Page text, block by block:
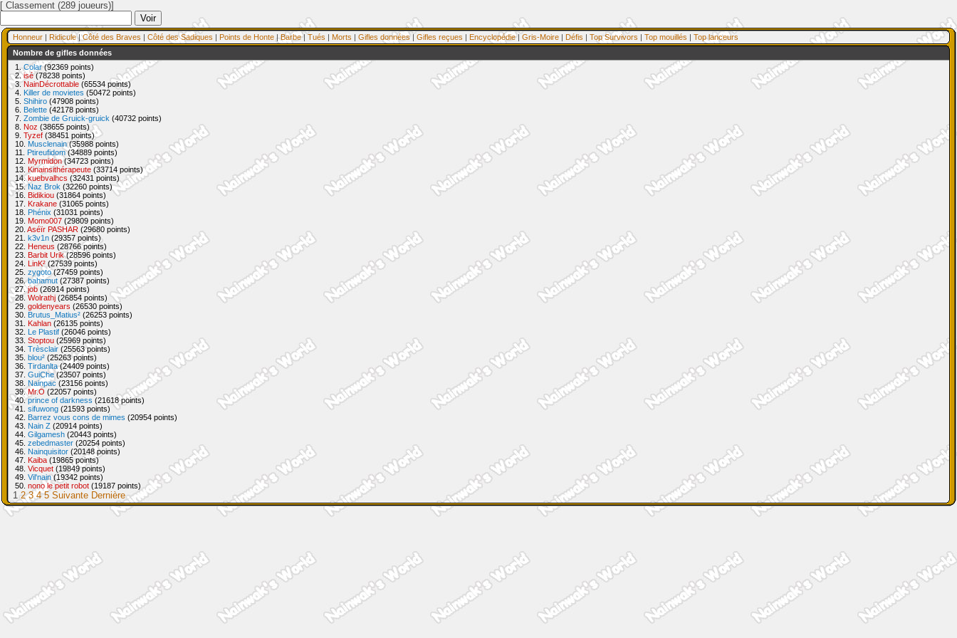
[ Classement (289 joueurs)]
Honneur | Ridicule|Côté des Braves | Côté des Sadiques | Points de Honte |Barbe| Tués | Morts | Gifles données | Gifles reçues | Encyclopédie| Gris-Moire | Défis | Top Survivors | Top mouillés | Top lanceurs
Nombre de gifles données
1. Colar(92369 points)
2.isé(78238 points)
3. NainDécrottable (65534 points)
4. Killer de movietes (50472 points)
5. Shihiro (47908 points)
6. Belette (42178 points)
7. Zombie de Gruick-gruick (40732 points)
8. Noz (38655 points)
9. Tyzef (38451 points)
10. Musclenain(35988 points)
11. Ptireufidom(34889 points)
12. Myrmidon(34723 points)
13. Kinainsithérapeute (33714 points)
14.kuebvalhcs (32431 points)
15.Naz Brok (32260 points)
16. Bidikiou (31864 points)
17. Krakane (31065 points)
18. Phénix (31031 points)
19. Momo007 (29809 points)
20. Aséïr PASHAR (29680 points)
21. k3v1n (29357 points)
22. Heneus (28766 points)
23. Barbit Urik(28596 points)
24. LinK² (27539 points)
25. zygoto(27459 points)
26.bahamut (27387 points)
27.job (26914 points)
28. Wolrathj (26854 points)
29. goldenyears (26530 points)
30. Brutus_Matius² (26253 points)
31. Kahlan (26135 points)
32. Le Plastif (26046 points)
33. Stoptou (25969 points)
34. Trèsclair (25563 points)
35. blou² (25263 points)
36. Tirdanlta(24409 points)
37. GuiChe (23507 points)
38. Nainpac (23156 points)
39.Mr.O (22057 points)
40.prince of darkness (21618 points)
41. sifuwong (21593 points)
42. Barrez vous cons de mimes (20954 points)
43. Nain Z (20914 points)
44. Gilgamesh (20443 points)
45. zebedmaster (20254 points)
46. Nainquisitor (20148 points)
47. Kaiba (19865 points)
48. Vicquet (19849 points)
49. Vil'nain(19342 points)
50. nono le petit robot (19187 points)
1 2 3 4 5 Suivante Dernière